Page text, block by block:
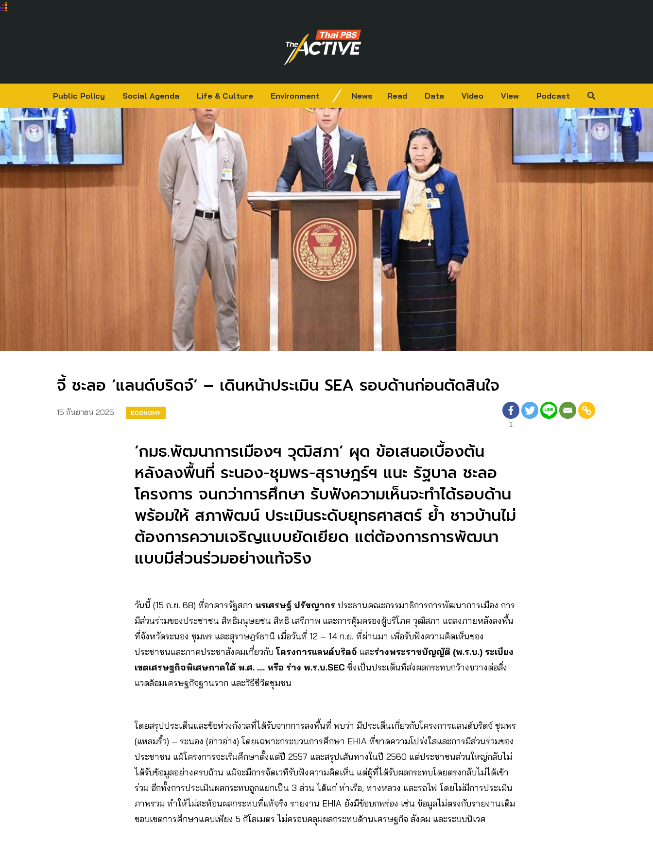
Public Policy Social Agenda Life & Culture Environment News Read Data Video View Podcast
จี้ ชะลอ ‘แลนด์บริดจ์’ – เดินหน้าประเมิน SEA รอบด้านก่อนตัดสินใจ
15 กันยายน 2025
ECONOMY
1
‘กมธ.พัฒนาการเมืองฯ วุฒิสภา’ ผุด ข้อเสนอเบื้องต้น
หลังลงพื้นที่ ระนอง-ชุมพร-สุราษฎร์ฯ แนะ รัฐบาล ชะลอ
โครงการ จนกว่าการศึกษา รับฟังความเห็นจะทำได้รอบด้าน
พร้อมให้ สภาพัฒน์ ประเมินระดับยุทธศาสตร์ ย้ำ ชาวบ้านไม่
ต้องการความเจริญแบบยัดเยียด แต่ต้องการการพัฒนา
แบบมีส่วนร่วมอย่างแท้จริง
วันนี้ (15 ก.ย. 68) ที่อาคารรัฐสภา นรเศรษฐ์ ปรัชญากร ประธานคณะกรรมาธิการการพัฒนาการเมือง การ
มีส่วนร่วมของประชาชน สิทธิมนุษยชน สิทธิ เสรีภาพ และการคุ้มครองผู้บริโภค วุฒิสภา แถลงภายหลังลงพื้น
ที่จังหวัดระนอง ชุมพร และสุราษฎร์ธานี เมื่อวันที่ 12 – 14 ก.ย. ที่ผ่านมา เพื่อรับฟังความคิดเห็นของ
ประชาชนและภาคประชาสังคมเกี่ยวกับโครงการแลนด์บริดจ์ และร่างพระราชบัญญัติ (พ.ร.บ.) ระเบียง
เขตเศรษฐกิจพิเศษภาคใต้ พ.ศ. …. หรือ ร่าง พ.ร.บ.SEC ซึ่งเป็นประเด็นที่ส่งผลกระทบกว้างขวางต่อสิ่ง
แวดล้อมเศรษฐกิจฐานราก และวิธีชีวิตชุมชน
โดยสรุปประเด็นและข้อห่วงกังวลที่ได้รับจากการลงพื้นที่ พบว่า มีประเด็นเกี่ยวกับโครงการแลนด์บริดจ์ ชุมพร
(แหลมริ้ว) – ระนอง (อ่าวอ่าง) โดยเฉพาะกระบวนการศึกษา EHIA ที่ขาดความโปร่งใสและการมีส่วนร่วมของ
ประชาชน แม้โครงการจะเริ่มศึกษาตั้งแต่ปี 2557 และสรุปเส้นทางในปี 2560 แต่ประชาชนส่วนใหญ่กลับไม่
ได้รับข้อมูลอย่างครบถ้วน แม้จะมีการจัดเวทีรับฟังความคิดเห็น แต่ผู้ที่ได้รับผลกระทบโดยตรงกลับไม่ได้เข้า
ร่วม อีกทั้งการประเมินผลกระทบถูกแยกเป็น 3 ส่วน ได้แก่ ท่าเรือ, ทางหลวง และรถไฟ โดยไม่มีการประเมิน
ภาพรวม ทำให้ไม่สะท้อนผลกระทบที่แท้จริง รายงาน EHIA ยังมีข้อบกพร่อง เช่น ข้อมูลไม่ตรงกับรายงานเดิม
ขอบเขตการศึกษาแคบเพียง 5 กิโลเมตร ไม่ครอบคลุมผลกระทบด้านเศรษฐกิจ สังคม และระบบนิเวศ